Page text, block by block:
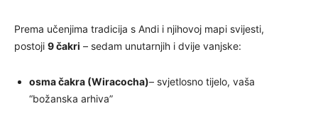
Prema učenjima tradicija s Andi i njihovoj mapi svijesti,
postoji 9 čakri – sedam unutarnjih i dvije vanjske:
osma čakra (Wiracocha)– svjetlosno tijelo, vaša
“božanska arhiva”